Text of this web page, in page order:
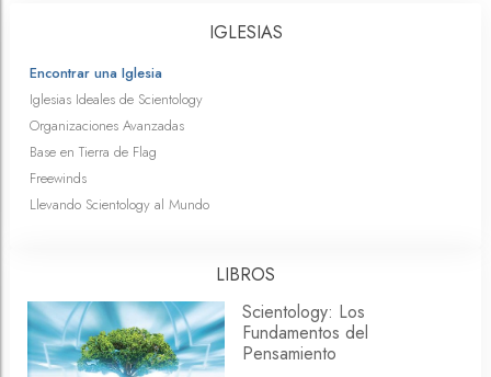
IGLESIAS
Encontrar una Iglesia
Iglesias Ideales de Scientology
Organizaciones Avanzadas
Base en Tierra de Flag
Freewinds
Llevando Scientology al Mundo
LIBROS
Scientology: Los
Fundamentos del
Pensamiento